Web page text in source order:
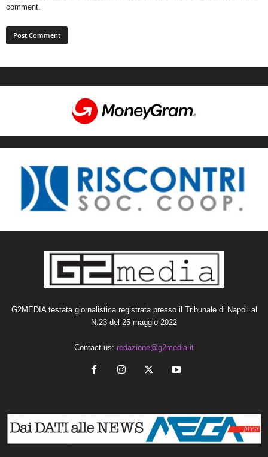
comment.
G2MEDIA testata giornalistica registrata presso il Tribunale di Napoli al
N.23 del 25 maggio 2022
Contact us: redazione@g2media.it